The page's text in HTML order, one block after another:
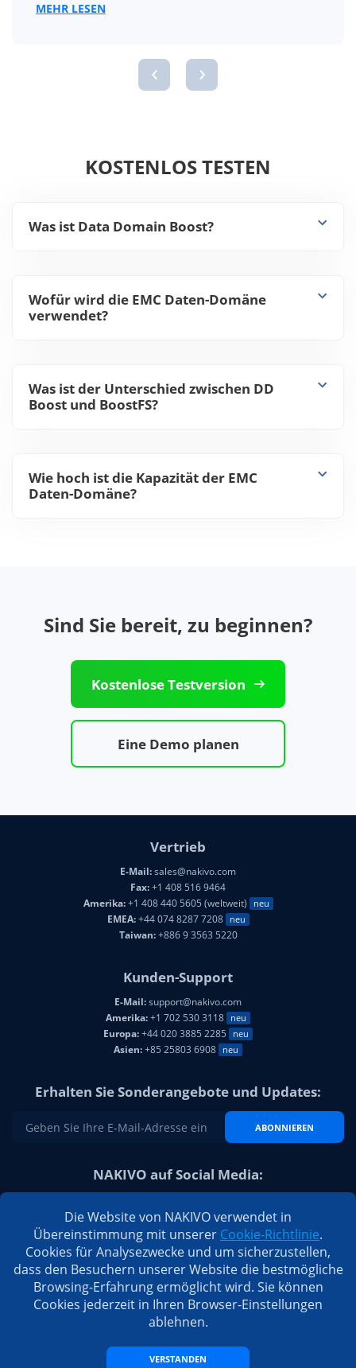
MEHR LESEN
‹ ›
KOSTENLOS TESTEN
Was ist Data Domain Boost?
Wofür wird die EMC Daten-Domäne
verwendet?
Was ist der Unterschied zwischen DD
Boost und BoostFS?
Wie hoch ist die Kapazität der EMC
Daten-Domäne?
Sind Sie bereit, zu beginnen?
Kostenlose Testversion
Eine Demo planen
Vertrieb
E-Mail:sales@nakivo.com
Fax:+1 408 516 9464
Amerika:+1 408 440 5605 (weltweit) neu
EMEA:+44 074 8287 7208 neu
Taiwan:+886 9 3563 5220
Kunden-Support
E-Mail:support@nakivo.com
Amerika:+1 702 530 3118 neu
Europa:+44 020 3885 2285 neu
Asien:+85 25803 6908 neu
Erhalten Sie Sonderangebote und Updates:
ABONNIEREN
NAKIVO auf Social Media:
Die Website von NAKIVO verwendet in
Übereinstimmung mit unserer Cookie-Richtlinie.
Cookies für Analysezwecke und um sicherzustellen,
dass den Besuchern unserer Website die bestmögliche
Browsing-Erfahrung ermöglicht wird. Sie können
Cookies jederzeit in Ihren Browser-Einstellungen
ablehnen.
VERSTANDEN